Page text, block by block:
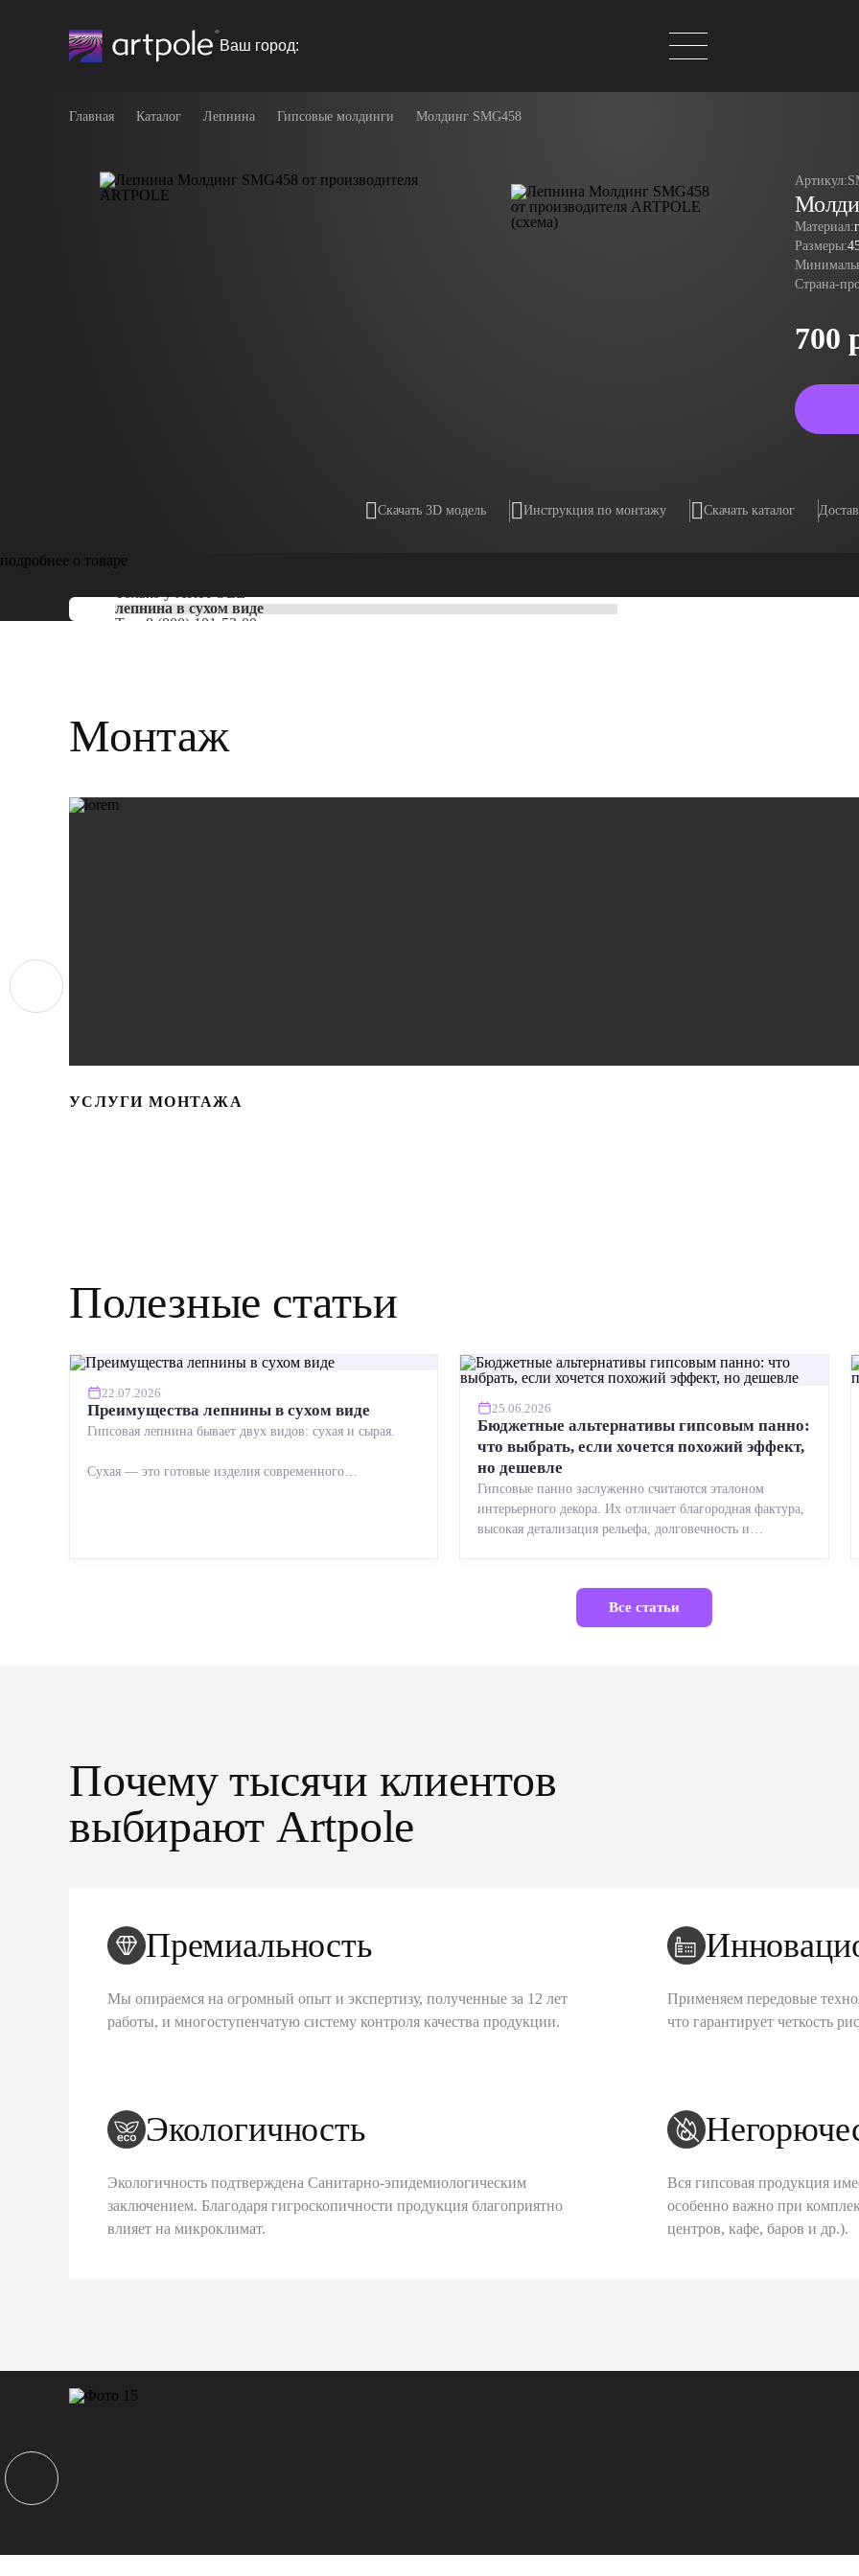
Ваш город:
Главная Каталог Лепнина Гипсовые молдинги Молдинг SMG458
Артикул:
Материал:
Размеры:
Страна-
700
Скачать 3D модель Инструкция по монтажу Скачать каталог
подробнее о товаре
Только уARTPOLE
лепнина в сухом виде
Тел: 8 (800) 101-53-00
Монтаж
УСЛУГИ МОНТАЖА
Полезные статьи
22.07.2026
Преимущества лепнины в сухом виде
Гипсовая лепнина бывает двух видов: сухая и сырая.
Сухая — это готовые изделия современного
25.06.2026
Бюджетные альтернативы гипсовым панно:
что выбрать, если хочется похожий эффект,
но дешевле
Гипсовые панно заслуженно считаются эталоном
интерьерного декора. Их отличает благородная фактура,
высокая детализация рельефа, долговечность и
Все статьи
Почему тысячи клиентов
выбирают Artpole
Премиальность
Мы опираемся на огромный опыт и экспертизу, полученные за 12 лет
работы, и многоступенчатую систему контроля качества продукции.
Применяем передовые
что гарантирует четкость
Экологичность
Экологичность подтверждена Санитарно-эпидемиологическим
заключением. Благодаря гигроскопичности продукция благоприятно
влияет на микроклимат.
Вся гипсовая продукция
особенно важно при
центров, кафе, баров и др.).